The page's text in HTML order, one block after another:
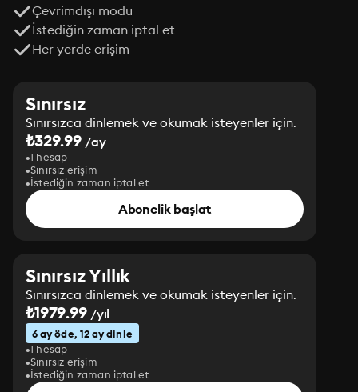
Çevrimdışı modu
İstediğin zaman iptal et
Her yerde erişim
Sınırsız
Sınırsızca dinlemek ve okumak isteyenler için.
₺329.99 /ay
1 hesap
Sınırsız erişim
İstediğin zaman iptal et
Abonelik başlat
Sınırsız Yıllık
Sınırsızca dinlemek ve okumak isteyenler için.
₺1979.99/yıl
6 ay öde, 12 ay dinle
1 hesap
Sınırsız erişim
İstediğin zaman iptal et